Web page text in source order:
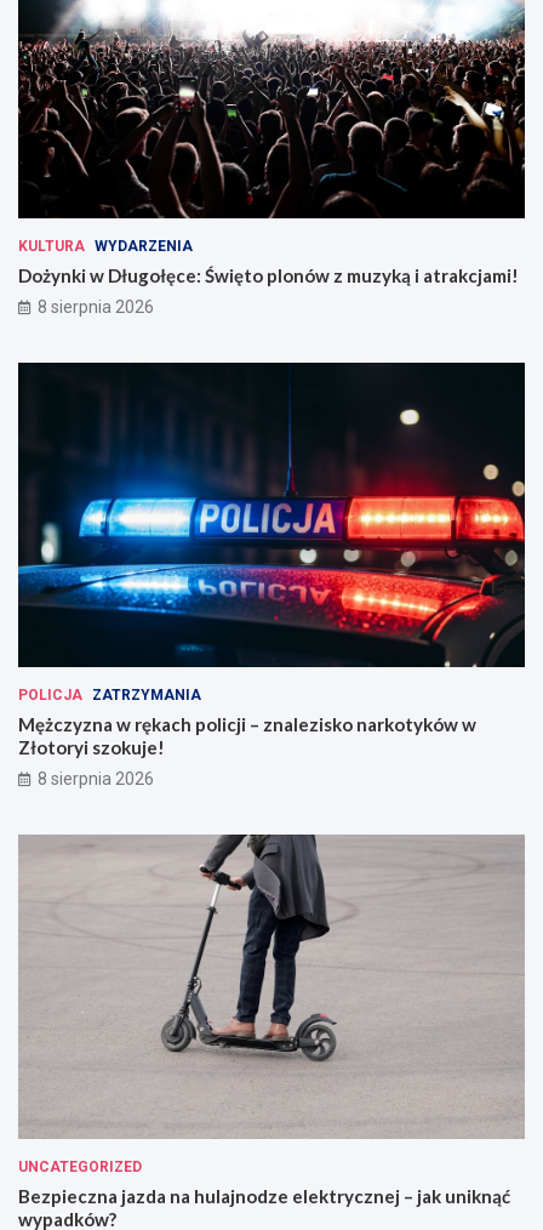
KULTURA WYDARZENIA
Dożynki w Długołęce: Święto plonów z muzyką i atrakcjami!
8 sierpnia 2026
POLICJA ZATRZYMANIA
Mężczyzna w rękach policji – znalezisko narkotyków w
Złotoryi szokuje!
8 sierpnia 2026
UNCATEGORIZED
Bezpieczna jazda na hulajnodze elektrycznej – jak uniknąć
wypadków?